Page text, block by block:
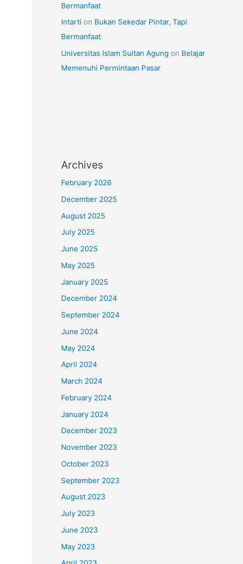
Bermanfaat
Intarti on Bukan Sekedar Pintar, Tapi
Bermanfaat
Universitas Islam Sultan Agung on Belajar
Memenuhi Permintaan Pasar
Archives
February 2026
December 2025
August 2025
July 2025
June 2025
May 2025
January 2025
December 2024
September 2024
June 2024
May 2024
April 2024
March 2024
February 2024
January 2024
December 2023
November 2023
October 2023
September 2023
August 2023
July 2023
June 2023
May 2023